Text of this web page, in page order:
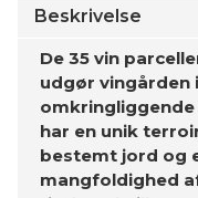
Beskrivelse
De 35 vin
udgør vingården
har en unik
bestemt jord og
mangfoldighed